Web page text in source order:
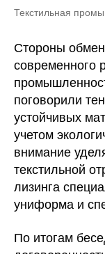
Текстильная
Стороны
современного
поговорили
устойчивых
учетом
внимание
текстильной
лизинга
униформа и
По итогам